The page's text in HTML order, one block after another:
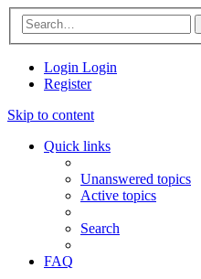
Login Login
Register
Skip to content
Quick links
Unanswered topics
Active topics
Search
FAQ